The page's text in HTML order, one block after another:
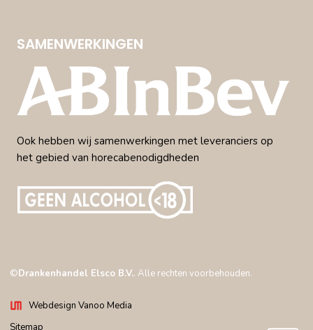
SAMENWERKINGEN
Ook hebben wij samenwerkingen met leveranciers op
het gebied van horecabenodigdheden
©Drankenhandel Elsco B.V.. Alle rechten voorbehouden.
Webdesign Vanoo Media
Sitemap